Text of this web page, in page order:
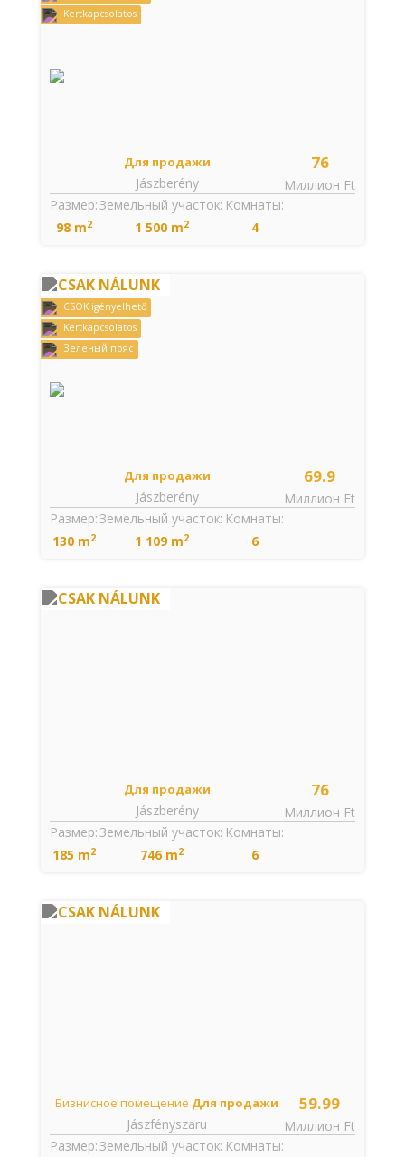
Kertkapcsolatos
76
Миллион Ft
Для продажи
Jászberény
Комнаты:
4
Размер:
98 m2
Земельный участок:
1 500 m2
CSAK NÁLUNK
CSOK igényelhető
Kertkapcsolatos
Зеленый пояс
69.9
Миллион Ft
Для продажи
Jászberény
Комнаты:
6
Размер:
130 m2
Земельный участок:
1 109 m2
CSAK NÁLUNK
76
Миллион Ft
Для продажи
Jászberény
Комнаты:
6
Размер:
185 m2
Земельный участок:
746 m2
CSAK NÁLUNK
59.99
Миллион Ft
Бизнисное помещение Для продажи
Jászfényszaru
Комнаты:
Размер:Земельный участок: